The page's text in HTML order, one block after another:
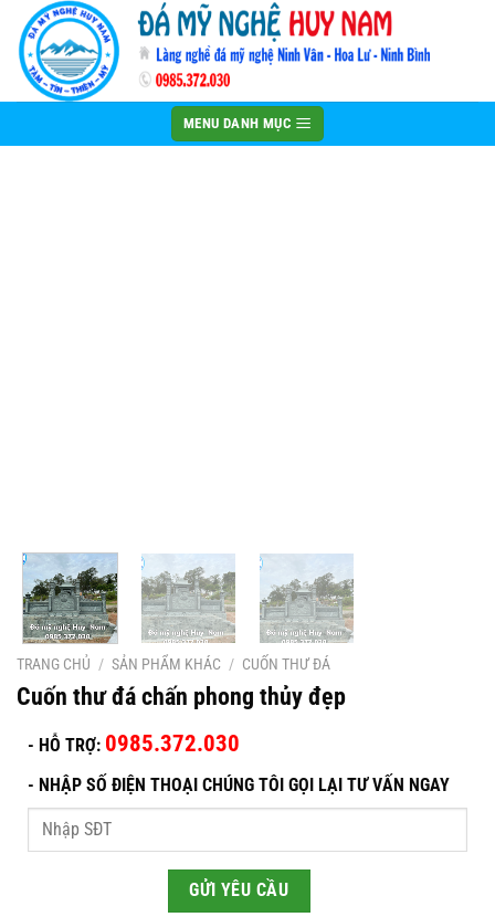
qua
nội
MENU DANH MỤC
TRANG CHỦ / SẢN PHẨM KHÁC / CUỐN THƯ ĐÁ
Cuốn thư đá chấn phong thủy đẹp
- HỖ TRỢ: 0985.372.030
- NHẬP SỐ ĐIỆN THOẠI CHÚNG TÔI GỌI LẠI TƯ VẤN NGAY